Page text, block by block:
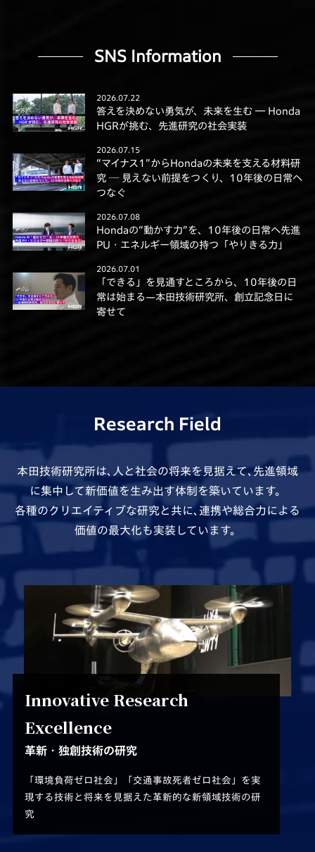
SNS Information
2026.07.22
答えを決めない勇気が、未来を生む ― Honda
HGRが挑む、先進研究の社会実装
2026.07.15
“マイナス1”からHondaの未来を支える材料研
究 ─ 見えない前提をつくり、10年後の日常へ
つなぐ
2026.07.08
Hondaの“動かす力”を、10年後の日常へ先進
PU・エネルギー領域の持つ「やりきる力」
2026.07.01
「できる」を見通すところから、10年後の日
常は始まる—本田技術研究所、創立記念日に
寄せて
Research Field
本田技術研究所は､人と社会の将来を見据えて､先進領域
に集中して新価値を生み出す体制を築いています。
各種のクリエイティブな研究と共に､連携や総合力による
価値の最大化も実装しています。
Innovative Research
Excellence
革新・独創技術の研究
「環境負荷ゼロ社会」「交通事故死者ゼロ社会」を実
現する技術と 将来を見据えた革新的な新領域技術の研
究